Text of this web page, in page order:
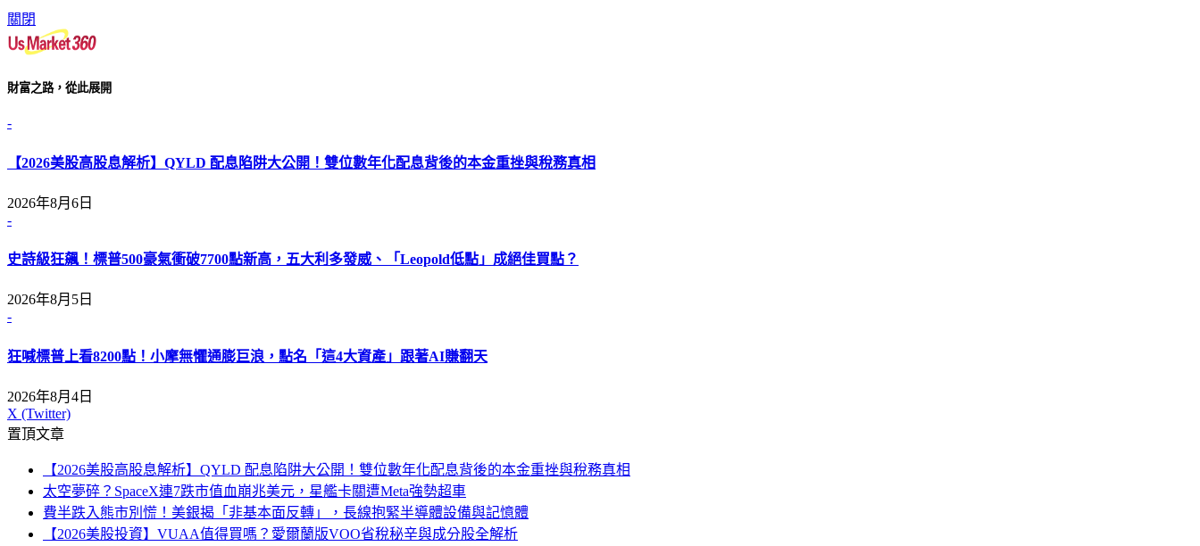
關閉
財富之路，從此展開
-
【2026美股高股息解析】QYLD 配息陷阱大公開！雙位數年化配息背後的本金重挫與稅務真相
2026年8月6日
-
史詩級狂飆！標普500豪氣衝破7700點新高，五大利多發威、「Leopold低點」成絕佳買點？
2026年8月5日
-
狂喊標普上看8200點！小摩無懼通膨巨浪，點名「這4大資產」跟著AI賺翻天
2026年8月4日
X (Twitter)
置頂文章
【2026美股高股息解析】QYLD 配息陷阱大公開！雙位數年化配息背後的本金重挫與稅務真相
太空夢碎？SpaceX連7跌市值血崩兆美元，星艦卡關遭Meta強勢超車
費半跌入熊市別慌！美銀揭「非基本面反轉」，長線抱緊半導體設備與記憶體
【2026美股投資】VUAA值得買嗎？愛爾蘭版VOO省稅秘辛與成分股全解析